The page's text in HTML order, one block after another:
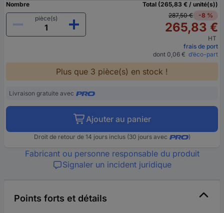
Nombre
pièce(s)
Total (265,83 € / unité(s))
287,50 €
-8 %
265,83 €
HT
frais de port
dont 0,06 € d’éco-part
Plus que 3 pièce(s) en stock !
Livraison gratuite avec
Ajouter au panier
Droit de retour de 14 jours inclus (30 jours avec )
Fabricant ou personne responsable du produit
Signaler un incident juridique
Points forts et détails